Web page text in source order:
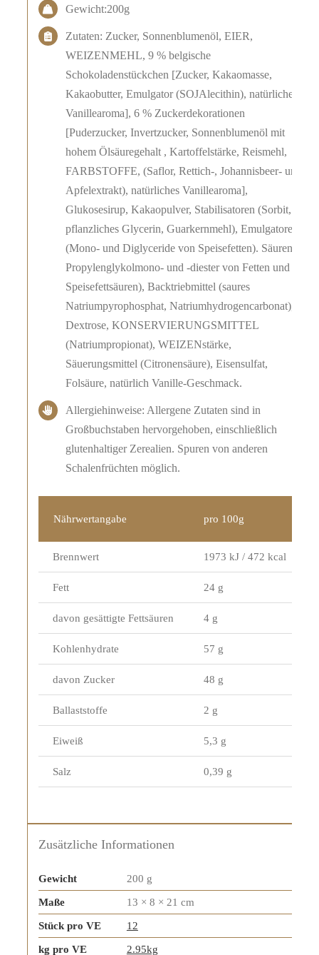
Gewicht:200g
Zutaten: Zucker, Sonnenblumenöl, EIER,
WEIZENMEHL, 9 % belgische
Schokoladenstückchen [Zucker, Kakaomasse,
Kakaobutter, Emulgator (SOJAlecithin), natürliches
Vanillearoma], 6 % Zuckerdekorationen
[Puderzucker, Invertzucker, Sonnenblumenöl mit
hohem Ölsäuregehalt , Kartoffelstärke, Reismehl,
FARBSTOFFE, (Saflor, Rettich-, Johannisbeer- und
Apfelextrakt), natürliches Vanillearoma],
Glukosesirup, Kakaopulver, Stabilisatoren (Sorbit,
pflanzliches Glycerin, Guarkernmehl), Emulgatoren
(Mono- und Diglyceride von Speisefetten). Säuren,
Propylenglykolmono- und -diester von Fetten und
Speisefettsäuren), Backtriebmittel (saures
Natriumpyrophosphat, Natriumhydrogencarbonat),
Dextrose, KONSERVIERUNGSMITTEL
(Natriumpropionat), WEIZENstärke,
Säuerungsmittel (Citronensäure), Eisensulfat,
Folsäure, natürlich Vanille-Geschmack.
Allergiehinweise: Allergene Zutaten sind in
Großbuchstaben hervorgehoben, einschließlich
glutenhaltiger Zerealien. Spuren von anderen
Schalenfrüchten möglich.
Nährwertangabe pro 100g
Brennwert 1973 kJ / 472 kcal
Fett 24 g
davon gesättigte Fettsäuren 4 g
Kohlenhydrate 57 g
davon Zucker 48 g
Ballaststoffe 2 g
Eiweiß 5,3 g
Salz 0,39 g
Zusätzliche Informationen
Gewicht 200 g
Maße 13 × 8 × 21 cm
Stück pro VE 12
kg pro VE 2.95kg